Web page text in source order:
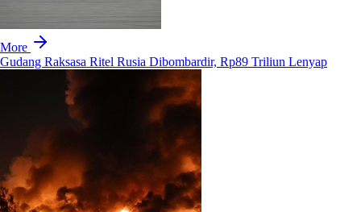
More
Gudang Raksasa Ritel Rusia Dibombardir, Rp89 Triliun Lenyap